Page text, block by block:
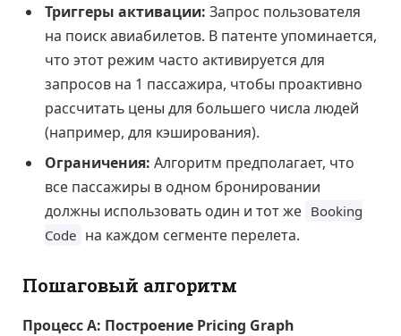
Триггеры активации: Запрос пользователя
на поиск авиабилетов. В патенте упоминается,
что этот режим часто активируется для
запросов на 1 пассажира, чтобы проактивно
рассчитать цены для большего числа людей
(например, для кэширования).
Ограничения: Алгоритм предполагает, что
все пассажиры в одном бронировании
должны использовать один и тот же Booking
Code на каждом сегменте перелета.
Пошаговый алгоритм
Процесс А: Построение Pricing Graph